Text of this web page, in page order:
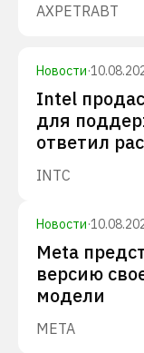
AXPETRABT
Новости·
Intel
для
ответил
INTC
Новости·
Meta
версию
модели
META